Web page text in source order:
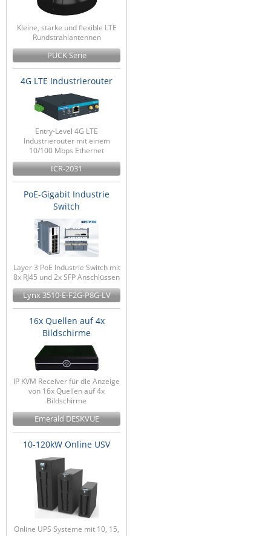
Kleine, starke und flexible LTE
Rundstrahlantennen
PUCK Serie
4G LTE Industrierouter
Entry-Level 4G LTE
Industrierouter mit einem
10/100 Mbps Ethernet
ICR-2031
PoE-Gigabit Industrie
Switch
Layer 3 PoE Industrie Switch mit
8x RJ45 und 2x SFP Anschlüssen
Lynx 3510-E-F2G-P8G-LV
16x Quellen auf 4x
Bildschirme
IP KVM Receiver für die Anzeige
von 16x Quellen auf 4x
Bildschirme
Emerald DESKVUE
10-120kW Online USV
Online UPS Systeme mit 10, 15,